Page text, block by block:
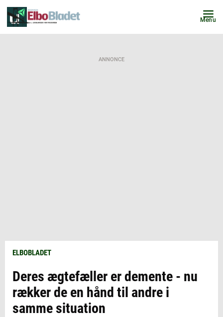
Menu
ANNONCE
ELBOBLADET
Deres ægtefæller er demente - nu
rækker de en hånd til andre i
samme situation